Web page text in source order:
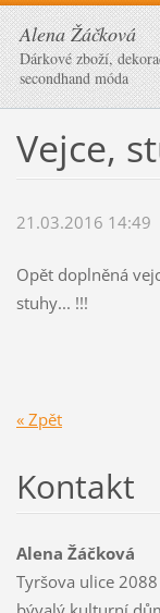
Alena Žáčková
Dárkové zboží,
secondhand móda
Vejce,
21.03.2016 14:49
Opět doplněná
stuhy... !!!
« Zpět
Kontakt
Alena Žáčková
Tyršova ulice 2088